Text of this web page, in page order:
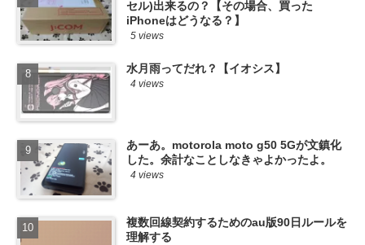
セル)出来るの？【その場合、買った
iPhoneはどうなる？】
5 views
水月雨ってだれ？【イオシス】
4 views
あーあ。motorola moto g50 5Gが文鎮化
した。余計なことしなきゃよかったよ。
4 views
複数回線契約するためのau版90日ルールを
理解する